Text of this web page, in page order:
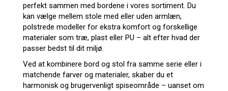
perfekt sammen med bordene i vores sortiment. Du
kan vælge mellem stole med eller uden armlæn,
polstrede modeller for ekstra komfort og forskellige
materialer som træ, plast eller PU – alt efter hvad der
passer bedst til dit miljø.
Ved at kombinere bord og stol fra samme serie eller i
matchende farver og materialer, skaber du et
harmonisk og brugervenligt spiseområde – uanset om